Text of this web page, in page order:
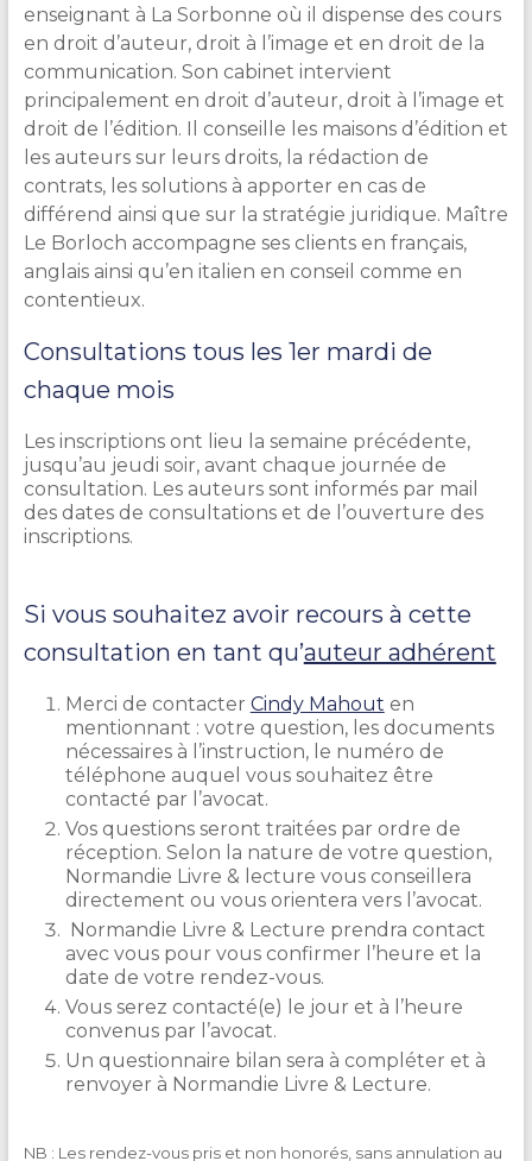
enseignant à La Sorbonne où il dispense des cours
en droit d’auteur, droit à l’image et en droit de la
communication. Son cabinet intervient
principalement en droit d’auteur, droit à l’image et
droit de l’édition. Il conseille les maisons d’édition et
les auteurs sur leurs droits, la rédaction de
contrats, les solutions à apporter en cas de
différend ainsi que sur la stratégie juridique. Maître
Le Borloch accompagne ses clients en français,
anglais ainsi qu’en italien en conseil comme en
contentieux.
Consultations tous les 1er mardi de
chaque mois
Les inscriptions ont lieu la semaine précédente,
jusqu’au jeudi soir, avant chaque journée de
consultation. Les auteurs sont informés par mail
des dates de consultations et de l’ouverture des
inscriptions.
Si vous souhaitez avoir recours à cette
consultation en tant qu’auteur adhérent
Merci de contacter Cindy Mahout en
mentionnant : votre question, les documents
nécessaires à l’instruction, le numéro de
téléphone auquel vous souhaitez être
contacté par l’avocat.
Vos questions seront traitées par ordre de
réception. Selon la nature de votre question,
Normandie Livre & lecture vous conseillera
directement ou vous orientera vers l’avocat.
Normandie Livre & Lecture prendra contact
avec vous pour vous confirmer l’heure et la
date de votre rendez-vous.
Vous serez contacté(e) le jour et à l’heure
convenus par l’avocat.
Un questionnaire bilan sera à compléter et à
renvoyer à Normandie Livre & Lecture.
NB : Les rendez-vous pris et non honorés, sans annulation au